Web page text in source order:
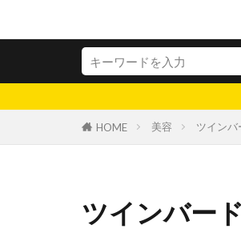
HOME 美容 ツイン
ツインバー